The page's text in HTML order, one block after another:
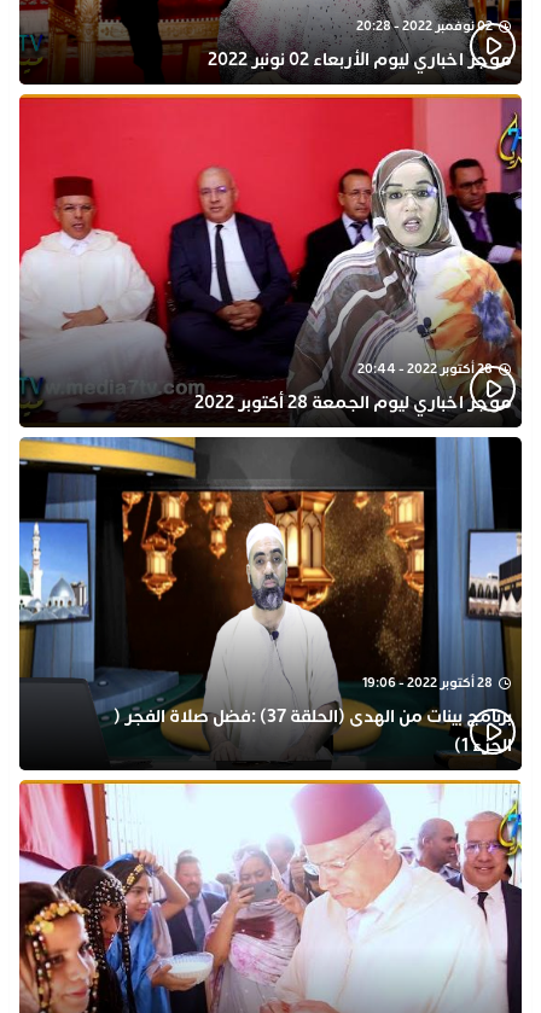
02 نوفمبر 2022 - 20:28
موجز اخباري ليوم الأربعاء 02 نونبر 2022
28 أكتوبر 2022 - 20:44
موجز اخباري ليوم الجمعة 28 أكتوبر 2022
28 أكتوبر 2022 - 19:06
برنامج بينات من الهدى (الحلقة 37) :فضل صلاة الفجر (
الجزء 1)